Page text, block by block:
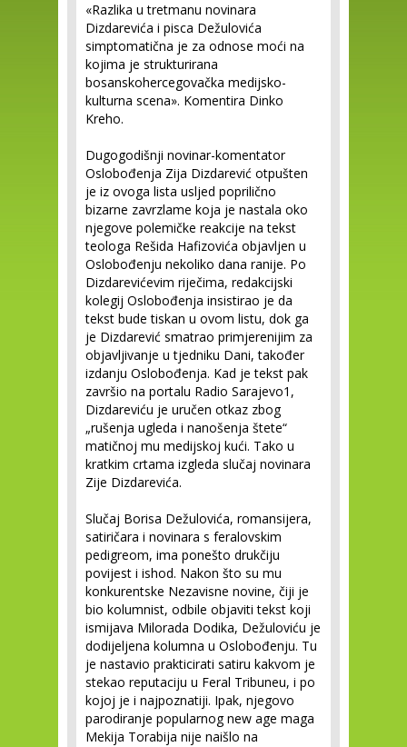
«Razlika u tretmanu novinara
Dizdarevića i pisca Dežulovića
simptomatična je za odnose moći na
kojima je strukturirana
bosanskohercegovačka medijsko-
kulturna scena». Komentira Dinko
Kreho.
Dugogodišnji novinar-komentator
Oslobođenja Zija Dizdarević otpušten
je iz ovoga lista usljed poprilično
bizarne zavrzlame koja je nastala oko
njegove polemičke reakcije na tekst
teologa Rešida Hafizovića objavljen u
Oslobođenju nekoliko dana ranije. Po
Dizdarevićevim riječima, redakcijski
kolegij Oslobođenja insistirao je da
tekst bude tiskan u ovom listu, dok ga
je Dizdarević smatrao primjerenijim za
objavljivanje u tjedniku Dani, također
izdanju Oslobođenja. Kad je tekst pak
završio na portalu Radio Sarajevo1 ,
Dizdareviću je uručen otkaz zbog
„rušenja ugleda i nanošenja štete“
matičnoj mu medijskoj kući. Tako u
kratkim crtama izgleda slučaj novinara
Zije Dizdarevića.
Slučaj Borisa Dežulovića, romansijera,
satiričara i novinara s feralovskim
pedigreom, ima ponešto drukčiju
povijest i ishod. Nakon što su mu
konkurentske Nezavisne novine, čiji je
bio kolumnist, odbile objaviti tekst koji
ismijava Milorada Dodika, Dežuloviću je
dodijeljena kolumna u Oslobođenju. Tu
je nastavio prakticirati satiru kakvom je
stekao reputaciju u Feral Tribuneu, i po
kojoj je i najpoznatiji. Ipak, njegovo
parodiranje popularnog new age maga
Mekija Torabija nije naišlo na